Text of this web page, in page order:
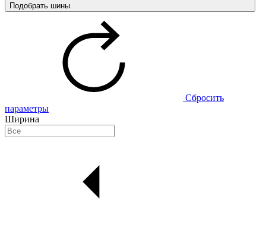
Подобрать шины
Сбросить
параметры
Ширина